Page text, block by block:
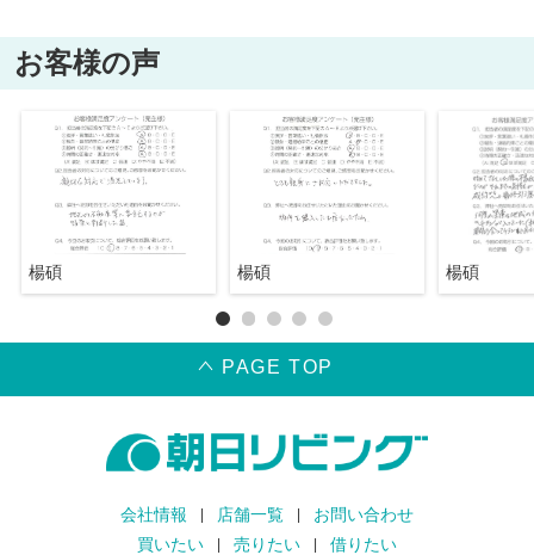
お客様の声
楊碩 楊碩 楊碩
PAGE TOP
会社情報 店舗一覧
お問い合わせ
買いたい
売りたい 借りたい